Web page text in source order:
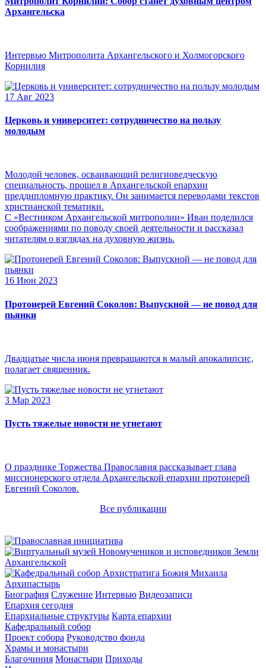
Архангельска
Интервью Митрополита Архангельского и Холмогорского
Корнилия
17 Авг 2023
Церковь и университет: сотрудничество на пользу
молодым
Молодой человек, осваивающий религиоведческую
специальность, прошел в Архангельской епархии
преддипломную практику. Он занимается переводами текстов
христианской тематики.
С «Вестником Архангельской митрополии» Иван поделился
соображениями по поводу своей деятельности и рассказал
читателям о взглядах на духовную жизнь.
16 Июн 2023
Протоиерей Евгений Соколов: Выпускной — не повод для
пьянки
Двадцатые числа июня превращаются в малый апокалипсис,
полагает священник.
3 Мар 2023
Пусть тяжелые новости не угнетают
О празднике Торжества Православия рассказывает глава
миссионерского отдела Архангельской епархии протоиерей
Евгений Соколов.
Все публикации
Архипастырь
Биография Служение Интервью Видеозаписи
Епархия сегодня
Епархиальные структуры Карта епархии
Кафедральный собор
Проект собора Руководство фонда
Храмы и монастыри
Благочиния Монастыри Приходы